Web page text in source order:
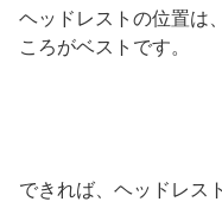
ヘッドレストの位置は
ころがベストです。
できれば、ヘッドレス